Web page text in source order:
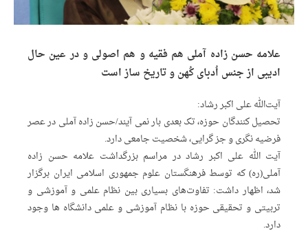
علامه حسن زاده آملی هم فقیه و هم اصولی و در عین حال
ادیبی از جنس اُدبای کُهن و تاریخ ساز است
آیت‌الله علی اکبر رشاد:
تحصیل کنندگان حوزه، تک بعدی بار نمی آیند/حسن زاده آملی در عصر
فرضیه نگری و جز گرایی، شخصیت جامعی دارد.
آیت الله علی اکبر رشاد در مراسم بزرگداشت علامه حسن زاده
آملی(ره) که توسط فرهنگستان علوم جمهوری اسلامی ایران برگزار
شد، اظهار داشت: تفاوت‌های بسیاری بین نظام علمی و آموزشی و
تربیتی و تحقیقی حوزه با نظام آموزشی و علمی دانشگاه ها وجود
دارد.